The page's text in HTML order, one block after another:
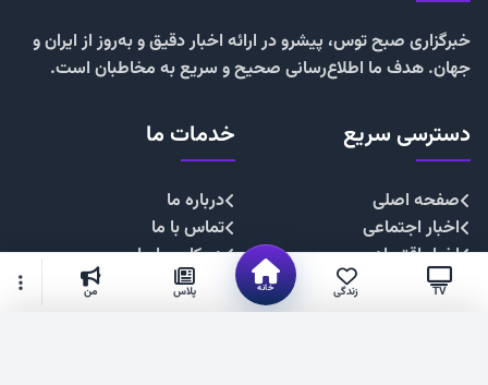
TV زندگی خانه پلاس من
خبرگزاری صبح توس، پیشرو در ارائه اخبار دقیق و به‌روز از ایران و
جهان. هدف ما اطلاع‌رسانی صحیح و سریع به مخاطبان است.
دسترسی سریع
صفحه اصلی
اخبار اجتماعی
اخبار اقتصادی
اخبار چندرسانه
خدمات ما
درباره ما
تماس با ما
همکاری با ما
تبلیغات